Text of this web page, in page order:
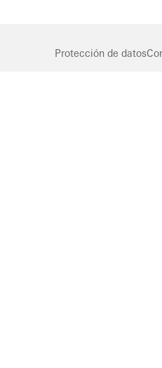
Protección de datos